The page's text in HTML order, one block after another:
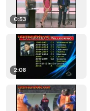
0:53
2:08